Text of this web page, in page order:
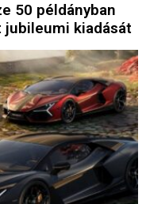
50 példányban
jubileumi kiadását